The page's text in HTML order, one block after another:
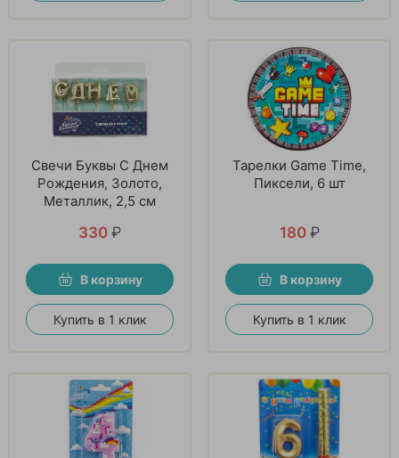
Свечи Буквы С Днем
Рождения, Золото,
Металлик, 2,5 см
330 ₽
В корзину
Купить в 1 клик
Тарелки Game Time,
Пиксели, 6 шт
180 ₽
В корзину
Купить в 1 клик